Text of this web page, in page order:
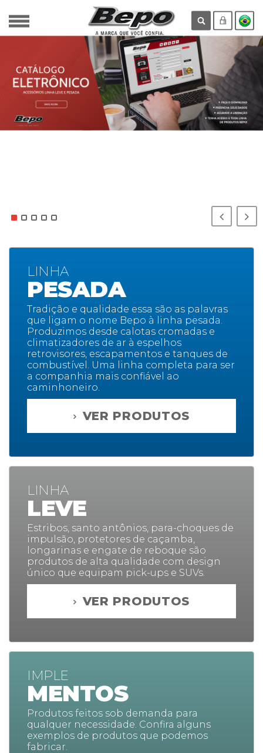
LINHA
PESADA
Tradição e qualidade essa são as palavras
que ligam o nome Bepo à linha pesada.
Produzimos desde calotas cromadas e
climatizadores de ar à espelhos
retrovisores, escapamentos e tanques de
combustível. Uma linha completa para ser
a companhia mais confiável ao
caminhoneiro.
VER PRODUTOS
LINHA
LEVE
Estribos, santo antônios, para-choques de
impulsão, protetores de caçamba,
longarinas e engate de reboque são
produtos de alta qualidade com design
único que equipam pick-ups e SUVs.
VER PRODUTOS
IMPLE
MENTOS
Produtos feitos sob demanda para
qualquer necessidade. Confira alguns
exemplos de produtos que podemos
fabricar.